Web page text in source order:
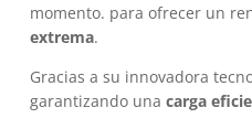
momento. para ofrecer un
extrema.
Gracias a su innovadora
garantizando unacarga